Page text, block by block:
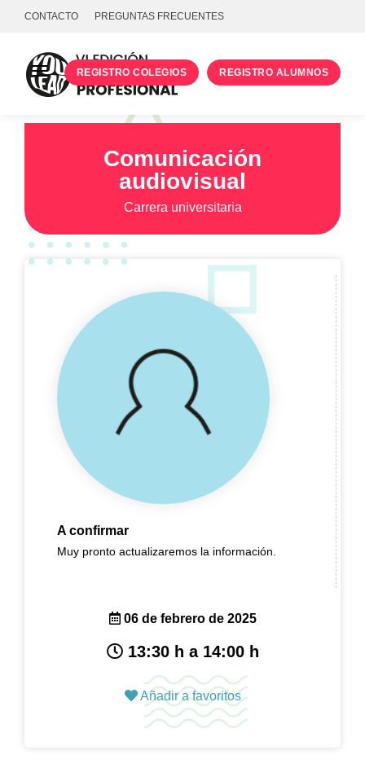
CONTACTO PREGUNTAS FRECUENTES
REGISTRO COLEGIOS REGISTRO ALUMNOS
UNIVERSIDADES
INICIA SESIÓN
Comunicación
audiovisual
Carrera universitaria
A confirmar
Muy pronto actualizaremos la información.
06 de febrero de 2025
13:30 h a 14:00 h
Añadir a favoritos